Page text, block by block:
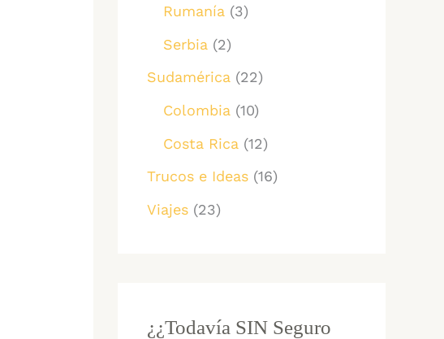
Rumanía (3)
Serbia (2)
Sudamérica (22)
Colombia (10)
Costa Rica (12)
Trucos e Ideas (16)
Viajes (23)
¿¿Todavía SIN Seguro